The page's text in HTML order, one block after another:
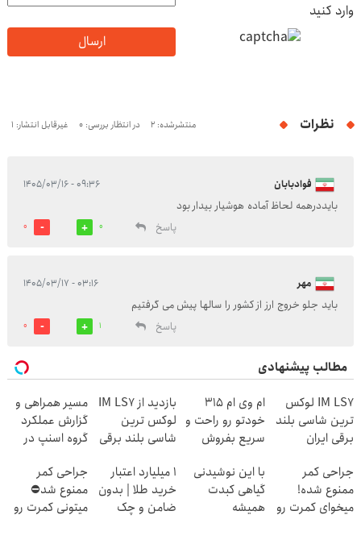
وارد کنید
ارسال
نظرات منتشرشده: 2 در انتظار بررسی: 0 غیرقابل انتشار: 1
فوادبابان ۰۹:۳۶ - ۱۴۰۵/۰۳/۱۶
بایددرهمه لحاظ آماده هوشیار بیدار بود
پاسخ
0
0
مهر ۰۳:۱۶ - ۱۴۰۵/۰۳/۱۷
باید جلو خروج ارز از کشور را سالها پیش می گرفتیم
پاسخ
1
0
مطالب پیشنهادی
IM LS7 لوکس
ترین شاسی بلند
برقی ایران
ام وی ام 315
خودتو رو راحت و
سریع بفروش
بازدید از IM LS7
لوکس ترین
شاسی بلند برقی
انقلاب
مسیر همراهی و
گزارش عملکرد
گروه اسنپ در
جراحی کمر
ممنوع شده!
میخوای کمرت رو
با این نوشیدنی
گیاهی کبدت
همیشه
۱ میلیارد اعتبار
خرید طلا | بدون
ضامن و چک
جراحی کمر
ممنوع شد⛔
میتونی کمرت رو